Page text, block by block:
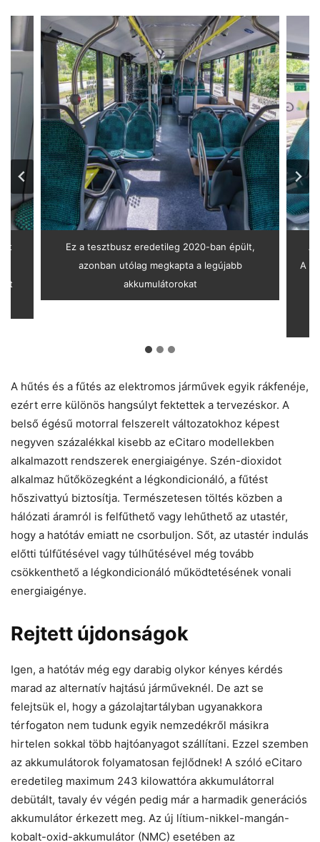
Ez a tesztbusz eredetileg 2020-ban épült,
azonban utólag megkapta a legújabb
akkumulátorokat
A
A
A hűtés és a fűtés az elektromos járművek egyik rákfenéje,
ezért erre különös hangsúlyt fektettek a tervezéskor. A
belső égésű motorral felszerelt változatokhoz képest
negyven százalékkal kisebb az eCitaro modellekben
alkalmazott rendszerek energiaigénye. Szén-dioxidot
alkalmaz hűtőközegként a légkondicionáló, a fűtést
hőszivattyú biztosítja. Természetesen töltés közben a
hálózati áramról is felfűthető vagy lehűthető az utastér,
hogy a hatótáv emiatt ne csorbuljon. Sőt, az utastér indulás
előtti túlfűtésével vagy túlhűtésével még tovább
csökkenthető a légkondicionáló működtetésének vonali
energiaigénye.
Rejtett újdonságok
Igen, a hatótáv még egy darabig olykor kényes kérdés
marad az alternatív hajtású járműveknél. De azt se
felejtsük el, hogy a gázolajtartályban ugyanakkora
térfogaton nem tudunk egyik nemzedékről másikra
hirtelen sokkal több hajtóanyagot szállítani. Ezzel szemben
az akkumulátorok folyamatosan fejlődnek! A szóló eCitaro
eredetileg maximum 243 kilowattóra akkumulátorral
debütált, tavaly év végén pedig már a harmadik generációs
akkumulátor érkezett meg. Az új lítium-nikkel-mangán-
kobalt-oxid-akkumulátor (NMC) esetében az